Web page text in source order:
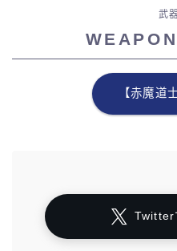
武
【赤魔道
Twitter